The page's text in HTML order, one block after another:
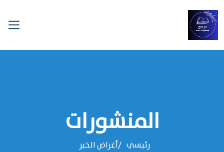
المنشورات
رئيسي ‌‌أغراض الخبر